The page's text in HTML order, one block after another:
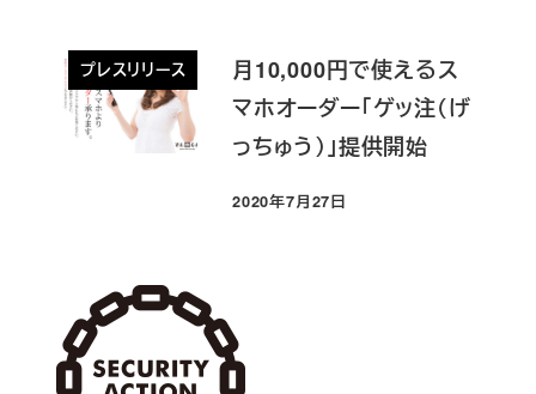
プレスリリース
月10,000円で使えるス
マホオーダー「ゲッ注（げ
っちゅう）」提供開始
投稿日
2020年7月27日